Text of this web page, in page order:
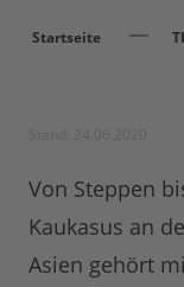
Startseite
Von Steppen
Kaukasus an
Asien gehört